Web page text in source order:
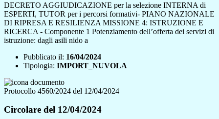
DECRETO AGGIUDICAZIONE per la selezione INTERNA di
ESPERTI, TUTOR per i percorsi formativi- PIANO NAZIONALE
DI RIPRESA E RESILIENZA MISSIONE 4: ISTRUZIONE E
RICERCA - Componente 1 Potenziamento dell’offerta dei servizi di
istruzione: dagli asili nido a
Pubblicato il: 16/04/2024
Tipologia: IMPORT_NUVOLA
Protocollo 4560/2024 del 12/04/2024
Circolare del 12/04/2024